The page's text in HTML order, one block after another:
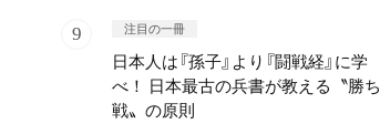
注目の一冊
日本人は『孫子』より『闘戦経』に学
べ！ 日本最古の兵書が教える〝勝ち
戦〟の原則